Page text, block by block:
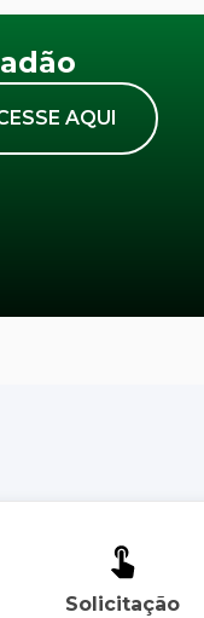
AQUI
Solicitação